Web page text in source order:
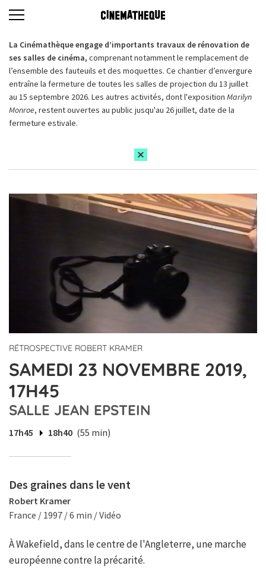
La Cinémathèque engage d’importants travaux de rénovation de
ses salles de cinéma, comprenant notamment le remplacement de
l’ensemble des fauteuils et des moquettes. Ce chantier d’envergure
entraîne la fermeture de toutes les salles de projection du 13 juillet
au 15 septembre 2026. Les autres activités, dont l'exposition Marilyn
Monroe, restent ouvertes au public jusqu'au 26 juillet, date de la
fermeture estivale.
RÉTROSPECTIVE ROBERT KRAMER
SAMEDI 23 NOVEMBRE 2019,
17H45
SALLE JEAN EPSTEIN
17h45 18h40 (55 min)
Des graines dans le vent
Robert Kramer
France / 1997 / 6 min / Vidéo
À Wakefield, dans le centre de l'Angleterre, une marche
européenne contre la précarité.